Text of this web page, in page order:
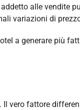
alle vendite
variazioni di
a generare più
vero fattore